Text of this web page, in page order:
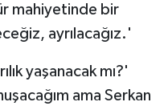
mahiyetinde bir
ayrılacağız.'
yaşanacak mı?'
ama Serkan